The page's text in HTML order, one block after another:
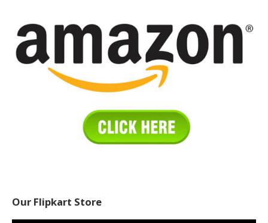
Our Flipkart Store